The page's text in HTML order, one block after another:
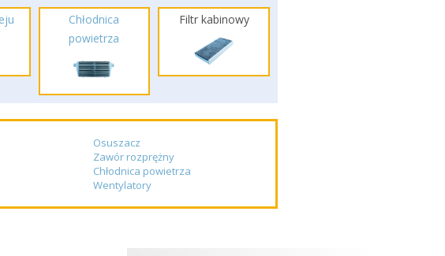
Chłodnica
powietrza
Filtr kabinowy
Osuszacz
Zawór rozprężny
Chłodnica powietrza
Wentylatory